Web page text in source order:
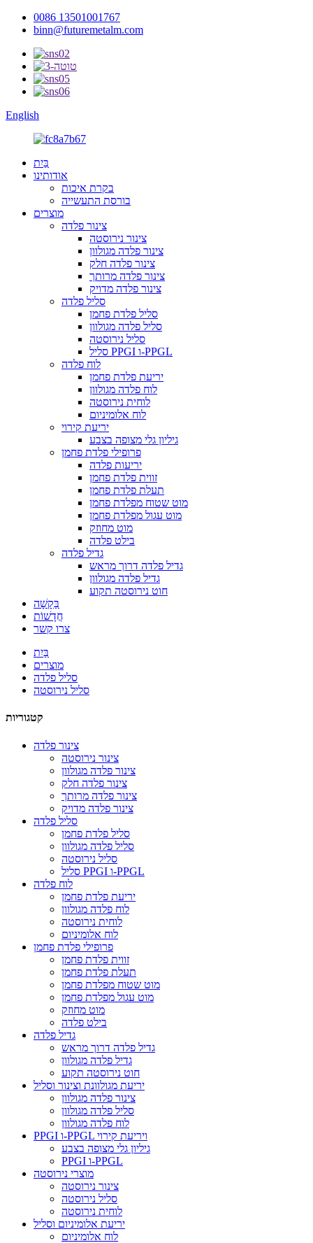
0086 13501001767
binn@futuremetalm.com
English
בַּיִת
אודותינו
בקרת איכות
בורסת התעשייה
מוצרים
צינור פלדה
צינור נירוסטה
צינור פלדה מגולוון
צינור פלדה חלק
צינור פלדה מרותך
צינור פלדה מדויק
סליל פלדה
סליל פלדת פחמן
סליל פלדה מגולוון
סליל נירוסטה
סליל PPGI ו-PPGL
לוח פלדה
יריעת פלדת פחמן
לוח פלדה מגולוון
לוחית נירוסטה
לוח אלומיניום
יריעת קירוי
גיליון גלי מצופה בצבע
פרופילי פלדת פחמן
יריעות פלדה
זווית פלדת פחמן
תעלת פלדת פחמן
מוט שטוח מפלדת פחמן
מוט עגול מפלדת פחמן
מוט מחוזק
בילט פלדה
גדיל פלדה
גדיל פלדה דרוך מראש
גדיל פלדה מגולוון
חוט נירוסטה תקוע
בַּקָשָׁה
חֲדָשׁוֹת
צרו קשר
בַּיִת
מוצרים
סליל פלדה
סליל נירוסטה
קטגוריות
צינור פלדה
צינור נירוסטה
צינור פלדה מגולוון
צינור פלדה חלק
צינור פלדה מרותך
צינור פלדה מדויק
סליל פלדה
סליל פלדת פחמן
סליל פלדה מגולוון
סליל נירוסטה
סליל PPGI ו-PPGL
לוח פלדה
יריעת פלדת פחמן
לוח פלדה מגולוון
לוחית נירוסטה
לוח אלומיניום
פרופילי פלדת פחמן
זווית פלדת פחמן
תעלת פלדת פחמן
מוט שטוח מפלדת פחמן
מוט עגול מפלדת פחמן
מוט מחוזק
בילט פלדה
גדיל פלדה
גדיל פלדה דרוך מראש
גדיל פלדה מגולוון
חוט נירוסטה תקוע
יריעת מגולוונת וצינור וסליל
צינור פלדה מגולוון
סליל פלדה מגולוון
לוח פלדה מגולוון
PPGI ו-PPGL ויריעת קירוי
גיליון גלי מצופה בצבע
PPGI ו-PPGL
מוצרי נירוסטה
צינור נירוסטה
סליל נירוסטה
לוחית נירוסטה
יריעת אלומיניום וסליל
לוח אלומיניום